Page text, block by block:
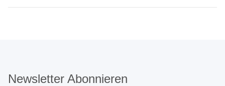
Newsletter Abonnieren